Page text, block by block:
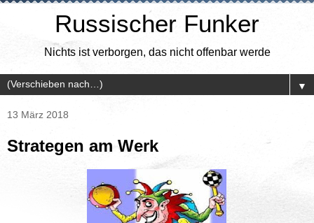
Russischer Funker
Nichts ist verborgen, das nicht offenbar werde
▼
13 März 2018
Strategen am Werk